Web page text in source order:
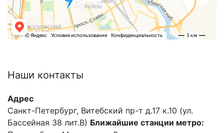
Наши контакты
Адрес
Санкт-Петербург, Витебский пр-т д.17 к.10 (ул.
Бассейная 38 лит.В) Ближайшие станции метро: